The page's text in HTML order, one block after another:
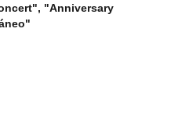
"Anniversary